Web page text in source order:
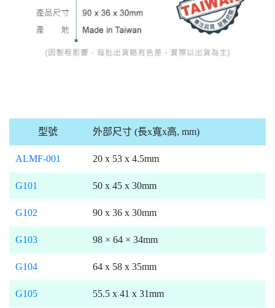
型號 外部尺寸 (長x寬x高, mm)
ALMF-001 20 x 53 x 4.5mm
G101 50 x 45 x 30mm
G102 90 x 36 x 30mm
G103 98 × 64 × 34mm
G104 64 x 58 x 35mm
G105 55.5 x 41 x 31mm